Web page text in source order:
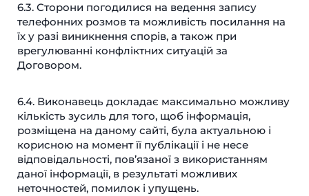
6.3. Сторони погодилися на ведення запису
телефонних розмов та можливість посилання на
їх у разі виникнення спорів, а також при
врегулюванні конфліктних ситуацій за
Договором.
6.4. Виконавець докладає максимально можливу
кількість зусиль для того, щоб інформація,
розміщена на даному сайті, була актуальною і
корисною на момент її публікації і не несе
відповідальності, пов’язаної з використанням
даної інформації, в результаті можливих
неточностей, помилок і упущень.